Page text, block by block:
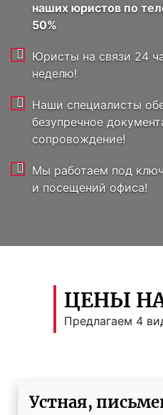
наших юристов по
50%
Юристы на связи 24
неделю!
Наши специалисты
безупречное
сопровождение!
Мы работаем под
и посещений офиса!
ЦЕНЫ
Предлагаем 4
Устная,